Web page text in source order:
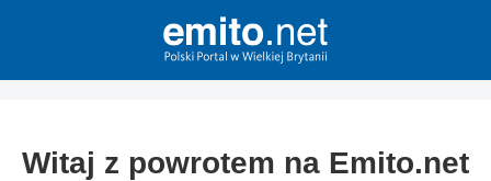
Witaj z powrotem na Emito.net